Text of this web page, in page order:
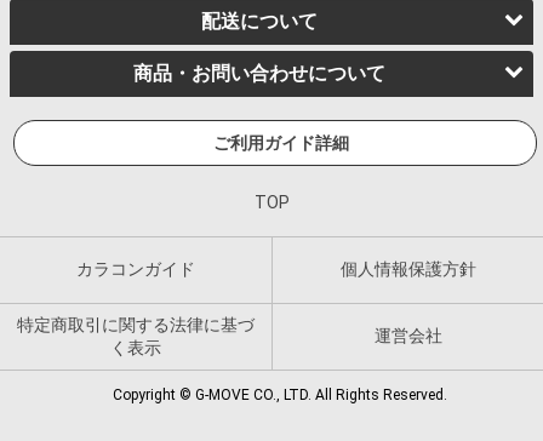
配送について
商品・お問い合わせについて
ご利用ガイド詳細
TOP
カラコンガイド 個人情報保護方針
特定商取引に関する法律に基づ
く表示
運営会社
Copyright © G-MOVE CO., LTD. All Rights Reserved.